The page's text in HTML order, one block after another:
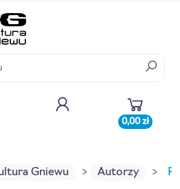
0,00 zł
Gniewu Autorzy